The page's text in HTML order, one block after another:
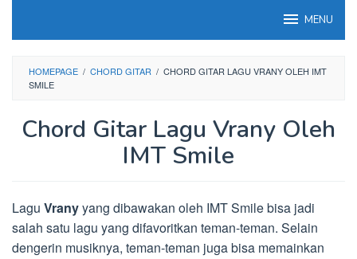
MENU
HOMEPAGE / CHORD GITAR / CHORD GITAR LAGU VRANY OLEH IMT
SMILE
Chord Gitar Lagu Vrany Oleh
IMT Smile
Lagu Vranyyang dibawakan oleh IMT Smile bisa jadi
salah satu lagu yang difavoritkan teman-teman. Selain
dengerin musiknya, teman-teman juga bisa memainkan